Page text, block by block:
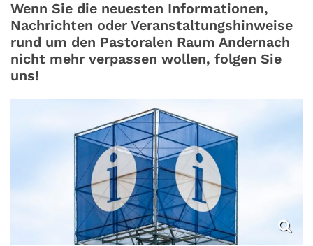
Wenn Sie die neuesten Informationen,
Nachrichten oder Veranstaltungshinweise
rund um den Pastoralen Raum Andernach
nicht mehr verpassen wollen, folgen Sie
uns!